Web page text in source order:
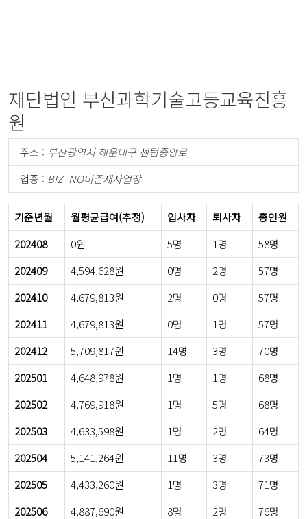
재단법인 부산과학기술고등교육진흥
원
주소 : 부산광역시 해운대구 센텀중앙로
업종 : BIZ_NO미존재사업장
기준년월 월평균급여(추정) 입사자 퇴사자
총인원
202408
0원 5명 1명
58명
202409
4,594,628원 0명 2명
57명
202410
4,679,813원 2명 0명
57명
202411
4,679,813원 0명 1명
57명
202412
5,709,817원 14명 3명
70명
202501
4,648,978원 1명 1명
68명
202502
4,769,918원 1명 5명
68명
202503
4,633,598원 1명 2명
64명
202504
5,141,264원 11명 3명
73명
202505
4,433,260원 1명 3명
71명
202506
4,887,690원 8명 2명
76명